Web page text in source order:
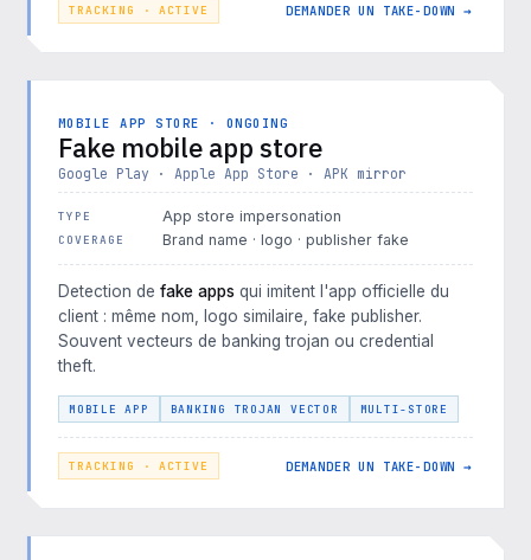
TRACKING · ACTIVE DEMANDER UN TAKE-DOWN →
MOBILE APP STORE · ONGOING
Fake mobile app store
Google Play · Apple App Store · APK mirror
TYPE App store impersonation
COVERAGE Brand name · logo · publisher fake
Detection de fake apps qui imitent l'app officielle du
client : même nom, logo similaire, fake publisher.
Souvent vecteurs de banking trojan ou credential
theft.
MOBILE APP BANKING TROJAN VECTOR MULTI-STORE
TRACKING · ACTIVE DEMANDER UN TAKE-DOWN →